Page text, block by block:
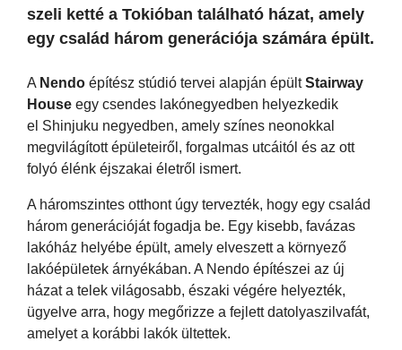
szeli ketté a Tokióban található házat, amely
egy család három generációja számára épült.
A Nendo építész stúdió tervei alapján épültStairway
House egy csendes lakónegyedben helyezkedik
el Shinjuku negyedben, amely színes neonokkal
megvilágított épületeiről, forgalmas utcáitól és az ott
folyó élénk éjszakai életről ismert.
A háromszintes otthont úgy tervezték, hogy egy család
három generációját fogadja be. Egy kisebb, favázas
lakóház helyébe épült, amely elveszett a környező
lakóépületek árnyékában. A Nendo építészei az új
házat a telek világosabb, északi végére helyezték,
ügyelve arra, hogy megőrizze a fejlett datolyaszilvafát,
amelyet a korábbi lakók ültettek.